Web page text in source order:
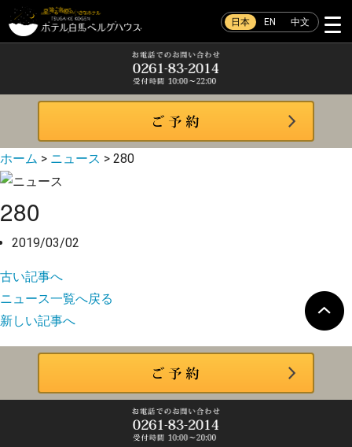
日本 EN 中文
ホーム > ニュース > 280
280
2019/03/02
古い記事へ
ニュース一覧へ戻る
新しい記事へ